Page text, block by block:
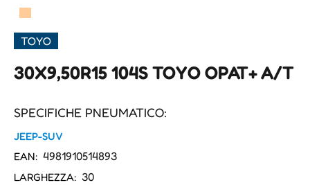
▀
TOYO
30X9,50R15 104S TOYO OPAT+ A/T
SPECIFICHE PNEUMATICO:
JEEP-SUV
EAN: 4981910514893
LARGHEZZA: 30